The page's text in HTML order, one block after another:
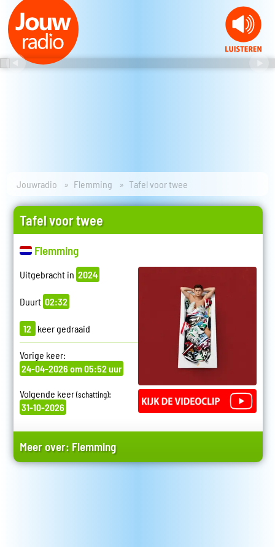
Jouwradio Flemming Tafel voor twee
Tafel voor twee
Flemming
Uitgebracht in 2024
Duurt 02:32
12 keer gedraaid
Vorige keer:
24-04-2026 om 05:52 uur
Volgende keer(schatting):
31-10-2026
Meer over: Flemming